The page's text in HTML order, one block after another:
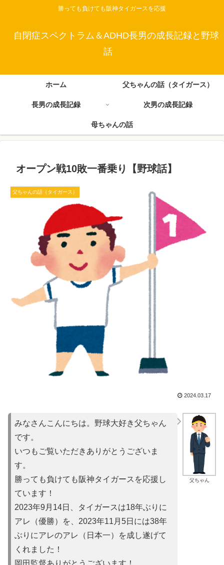
勝っても負けても阪神タイガースを応援
自閉症スペクトラム＆ADHD長男の成長記録と野球
話
ホーム 父ちゃんの話（タイガース）
長男の成長記録 次男の成長記録
母ちゃんの話
オープン戦10敗一番乗り【野球話】
父ちゃんの話（タイガース）
2024.03.17
父ちゃん
みなさんこんにちは。野球大好き父ちゃん
です。
いつもご覧いただきありがとうございま
す。
勝っても負けても阪神タイガースを応援し
ています！
2023年9月14日、タイガースは18年ぶりに
アレ（優勝）を 、2023年11月5日には38年
ぶりにアレのアレ（日本一）を成し遂げて
くれました！
岡田監督ありがとうございます！